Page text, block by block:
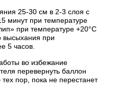
25-30 см в 2-3 слоя с
минут при температуре
при температуре +20°С
высыхания при
5 часов.
во избежание
перевернуть баллон
пор, пока не перестанет